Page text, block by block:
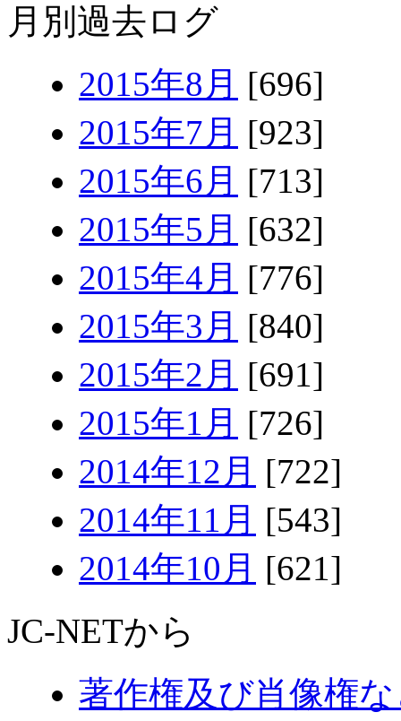
月別過去ログ
2015年8月 [696]
2015年7月 [923]
2015年6月 [713]
2015年5月 [632]
2015年4月 [776]
2015年3月 [840]
2015年2月 [691]
2015年1月 [726]
2014年12月 [722]
2014年11月 [543]
2014年10月 [621]
JC-NETから
著作権及び肖像権